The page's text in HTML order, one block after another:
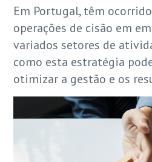
Em Portugal, têm
operações de cisão em
variados setores de
como esta estratégia
otimizar a gestão e os